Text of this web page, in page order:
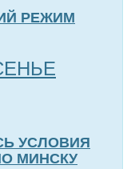
РЕЖИМ
УСЛОВИЯ
МИНСКУ